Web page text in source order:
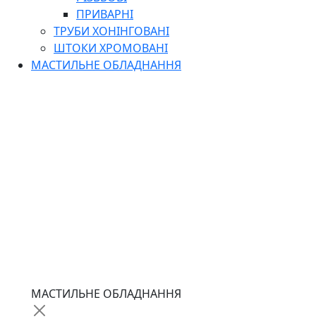
ПРИВАРНІ
ТРУБИ ХОНІНГОВАНІ
ШТОКИ ХРОМОВАНІ
МАСТИЛЬНЕ ОБЛАДНАННЯ
МАСТИЛЬНЕ ОБЛАДНАННЯ